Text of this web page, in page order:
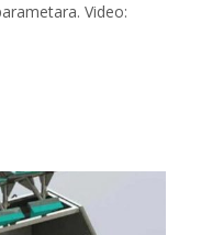
Video: